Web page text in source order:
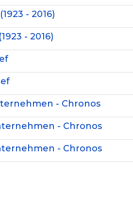
- 2016)
- 2016)
- Chronos
- Chronos
- Chronos